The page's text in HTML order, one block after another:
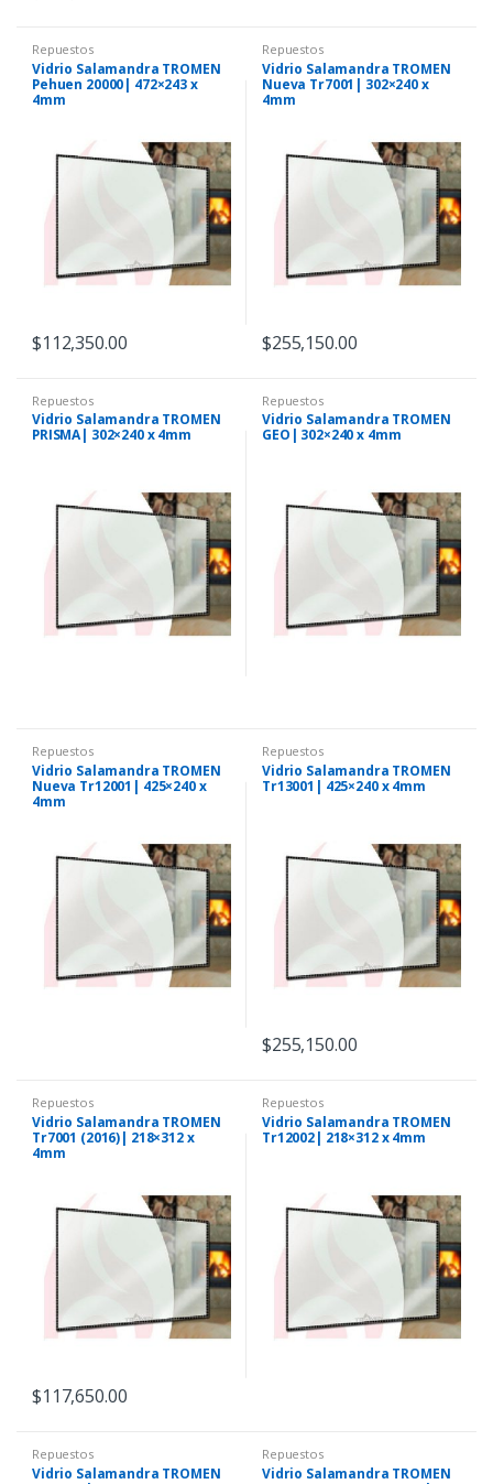
Repuestos
Vidrio Salamandra TROMEN
Pehuen 20000| 472×243 x
4mm
$112,350.00
Repuestos
Vidrio Salamandra TROMEN
Nueva Tr7001| 302×240 x
4mm
$255,150.00
Repuestos
Vidrio Salamandra TROMEN
PRISMA| 302×240 x 4mm
Repuestos
Vidrio Salamandra TROMEN
GEO| 302×240 x 4mm
Repuestos
Vidrio Salamandra TROMEN
Nueva Tr12001| 425×240 x
4mm
Repuestos
Vidrio Salamandra TROMEN
Tr13001| 425×240 x 4mm
$255,150.00
Repuestos
Vidrio Salamandra TROMEN
Tr7001 (2016)| 218×312 x
4mm
$117,650.00
Repuestos
Vidrio Salamandra TROMEN
Tr12002| 218×312 x 4mm
Repuestos
Vidrio Salamandra TROMEN
Repuestos
Vidrio Salamandra TROMEN